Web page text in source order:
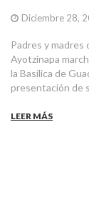
Diciembre 28,
Padres y madres
Ayotzinapa
la Basílica de
presentación de
LEER MÁS